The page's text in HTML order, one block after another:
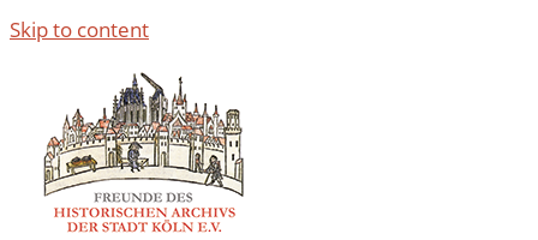
Skip to content